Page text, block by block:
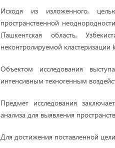
Исходя из изложенного,
пространственной
(Ташкентская область,
неконтролируемой кластеризации
Объектом исследования
интенсивным техногенным
Предмет исследования
анализа для выявления
Для достижения поставленной